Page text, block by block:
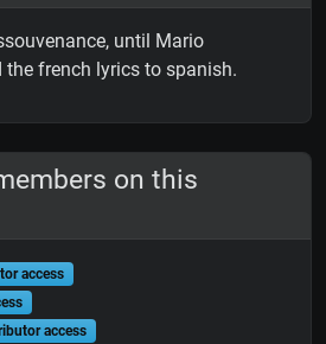
until Mario
french lyrics to spanish.
on this
access
access